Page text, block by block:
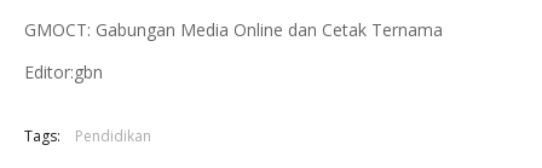
GMOCT: Gabungan Media Online dan Cetak Ternama
Editor:gbn
Tags: Pendidikan